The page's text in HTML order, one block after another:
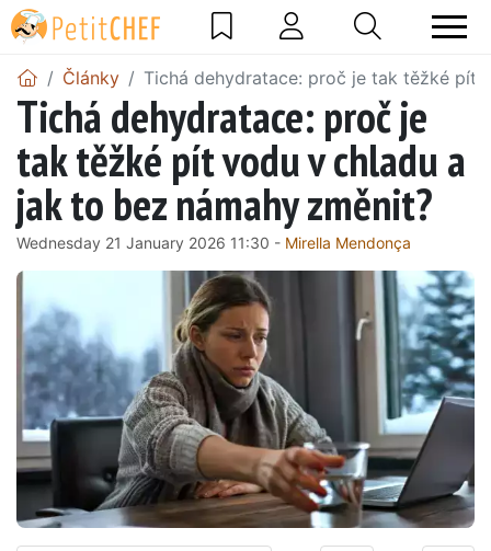
Články Tichá dehydratace: proč je tak těžké pít
Tichá dehydratace: proč je
tak těžké pít vodu v chladu a
jak to bez námahy změnit?
Wednesday 21 January 2026 11:30 - Mirella Mendonça